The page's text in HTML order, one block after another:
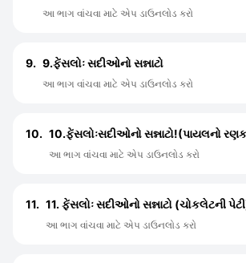
આ ભાગ વાંચવા માટે એપ ડાઉનલોડ કરો
9. 9.ફેંસલોઃ સદીઓનો સન્નાટો
આ ભાગ વાંચવા માટે એપ ડાઉનલોડ કરો
10. 10.ફેંસલોઃસદીઓનો સન્નાટો!(પાયલનો
આ ભાગ વાંચવા માટે એપ ડાઉનલોડ કરો
11. 11. ફેંસલોઃ સદીઓનો સન્નાટો (ચોકલેટની
આ ભાગ વાંચવા માટે એપ ડાઉનલોડ કરો